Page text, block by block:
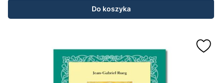
Do koszyka